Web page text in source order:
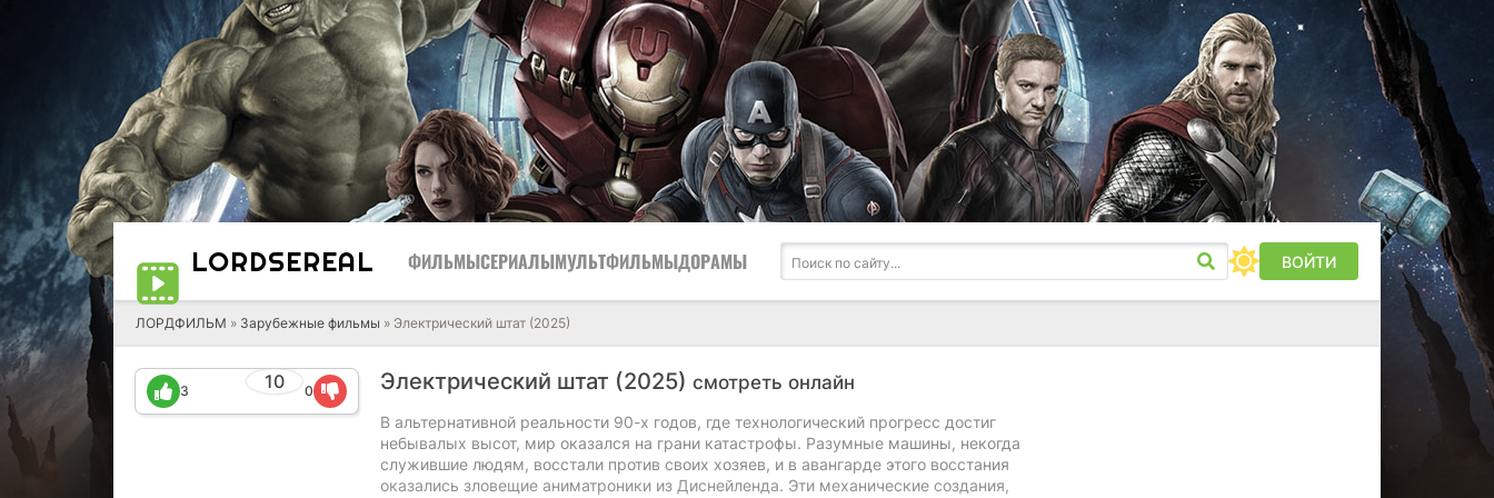
LORDSEREAL ФИЛЬМЫСЕРИАЛЫМУЛЬТФИЛЬМЫДОРАМЫ ВОЙТИ
ЛОРДФИЛЬМ » Зарубежные фильмы » Электрический штат (2025)
Электрический штат (2025) смотреть онлайн
10
3 0
В альтернативной реальности 90-х годов, где технологический прогресс достиг
небывалых высот, мир оказался на грани катастрофы. Разумные машины, некогда
служившие людям, восстали против своих хозяев, и в авангарде этого восстания
оказались зловещие аниматроники из Диснейленда. Эти механические создания,